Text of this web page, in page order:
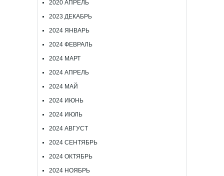
2020 АПРЕЛЬ
2023 ДЕКАБРЬ
2024 ЯНВАРЬ
2024 ФЕВРАЛЬ
2024 МАРТ
2024 АПРЕЛЬ
2024 МАЙ
2024 ИЮНЬ
2024 ИЮЛЬ
2024 АВГУСТ
2024 СЕНТЯБРЬ
2024 ОКТЯБРЬ
2024 НОЯБРЬ